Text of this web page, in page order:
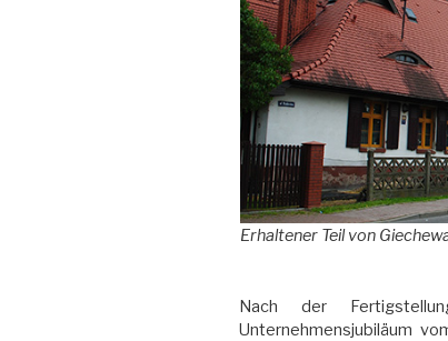
Erhaltener Teil von
Nach der
Unternehmensjubiläum